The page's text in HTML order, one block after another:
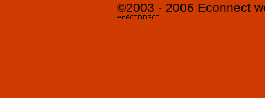
©2003 - 2006 Econnect